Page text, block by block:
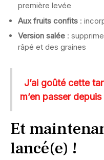
première levée
Aux fruits confits :
Version salée :
râpé et des graines
J’ai goûté cette
m’en passer
Et
lancé(e) !